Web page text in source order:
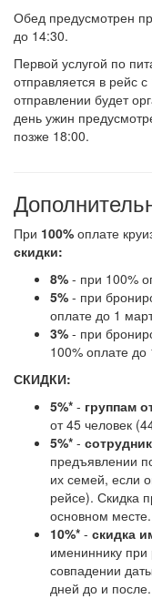
Обед предусмотрен
до 14:30.
Первой услугой по
отправляется в рейс
отправлении будет
день ужин
позже 18:00.
При 100% оплате
скидки:
8% - при 100%
5% - при
оплате до 1
3% - при
100% оплате до
СКИДКИ:
5%* - группам
от 45 человек
5%* -
предъявлении
их семей, если
рейсе). Скидка
основном месте.
10%* - скидка
имениннику
совпадении
дней до и после.